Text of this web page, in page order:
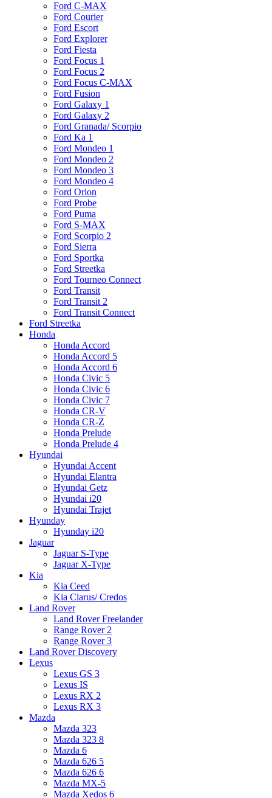
Ford C-MAX
Ford Courier
Ford Escort
Ford Explorer
Ford Fiesta
Ford Focus 1
Ford Focus 2
Ford Focus C-MAX
Ford Fusion
Ford Galaxy 1
Ford Galaxy 2
Ford Granada/ Scorpio
Ford Ka 1
Ford Mondeo 1
Ford Mondeo 2
Ford Mondeo 3
Ford Mondeo 4
Ford Orion
Ford Probe
Ford Puma
Ford S-MAX
Ford Scorpio 2
Ford Sierra
Ford Sportka
Ford Streetka
Ford Tourneo Connect
Ford Transit
Ford Transit 2
Ford Transit Connect
Ford Streetka
Honda
Honda Accord
Honda Accord 5
Honda Accord 6
Honda Civic 5
Honda Civic 6
Honda Civic 7
Honda CR-V
Honda CR-Z
Honda Prelude
Honda Prelude 4
Hyundai
Hyundai Accent
Hyundai Elantra
Hyundai Getz
Hyundai i20
Hyundai Trajet
Hyunday
Hyunday i20
Jaguar
Jaguar S-Type
Jaguar X-Type
Kia
Kia Ceed
Kia Clarus/ Credos
Land Rover
Land Rover Freelander
Range Rover 2
Range Rover 3
Land Rover Discovery
Lexus
Lexus GS 3
Lexus IS
Lexus RX 2
Lexus RX 3
Mazda
Mazda 323
Mazda 323 8
Mazda 6
Mazda 626 5
Mazda 626 6
Mazda MX-5
Mazda Xedos 6